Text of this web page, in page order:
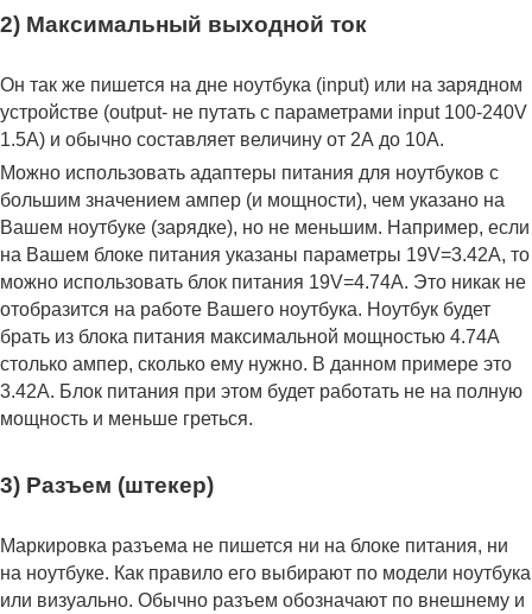
2) Максимальный выходной ток
Он так же пишется на дне ноутбука (input) или на зарядном
устройстве (output- не путать с параметрами input 100-240V
1.5A) и обычно составляет величину от 2А до 10A.
Можно использовать адаптеры питания для ноутбуков с
большим значением ампер (и мощности), чем указано на
Вашем ноутбуке (зарядке), но не меньшим. Например, если
на Вашем блоке питания указаны параметры 19V=3.42A, то
можно использовать блок питания 19V=4.74A. Это никак не
отобразится на работе Вашего ноутбука. Ноутбук будет
брать из блока питания максимальной мощностью 4.74А
столько ампер, сколько ему нужно. В данном примере это
3.42А. Блок питания при этом будет работать не на полную
мощность и меньше греться.
3) Разъем (штекер)
Маркировка разъема не пишется ни на блоке питания, ни
на ноутбуке. Как правило его выбирают по модели ноутбука
или визуально. Обычно разъем обозначают по внешнему и